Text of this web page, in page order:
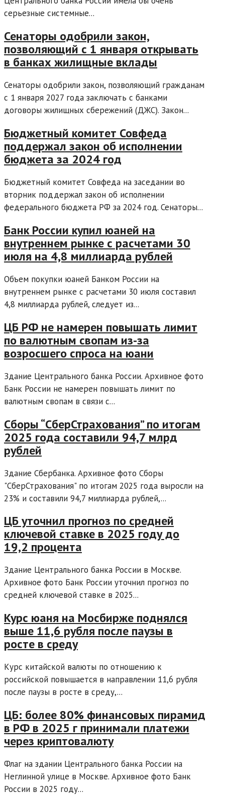
серьезные системные...
Сенаторы одобрили закон,
позволяющий с 1 января открывать
в банках жилищные вклады
Сенаторы одобрили закон, позволяющий гражданам
с 1 января 2027 года заключать с банками
договоры жилищных сбережений (ДЖС). Закон...
Бюджетный комитет Совфеда
поддержал закон об исполнении
бюджета за 2024 год
Бюджетный комитет Совфеда на заседании во
вторник поддержал закон об исполнении
федерального бюджета РФ за 2024 год. Сенаторы...
Банк России купил юаней на
внутреннем рынке с расчетами 30
июля на 4,8 миллиарда рублей
Объем покупки юаней Банком России на
внутреннем рынке с расчетами 30 июля составил
4,8 миллиарда рублей, следует из...
ЦБ РФ не намерен повышать лимит
по валютным свопам из-за
возросшего спроса на юани
Здание Центрального банка России. Архивное фото
Банк России не намерен повышать лимит по
валютным свопам в связи с...
Сборы “СберСтрахования” по итогам
2025 года составили 94,7 млрд
рублей
Здание Сбербанка. Архивное фото Сборы
"СберСтрахования" по итогам 2025 года выросли на
23% и составили 94,7 миллиарда рублей,...
ЦБ уточнил прогноз по средней
ключевой ставке в 2025 году до
19,2 процента
Здание Центрального банка России в Москве.
Архивное фото Банк России уточнил прогноз по
средней ключевой ставке в 2025...
Курс юаня на Мосбирже поднялся
выше 11,6 рубля после паузы в
росте в среду
Курс китайской валюты по отношению к
российской повышается в направлении 11,6 рубля
после паузы в росте в среду,...
ЦБ: более 80% финансовых пирамид
в РФ в 2025 г принимали платежи
через криптовалюту
Флаг на здании Центрального банка России на
Неглинной улице в Москве. Архивное фото Банк
России в 2025 году...